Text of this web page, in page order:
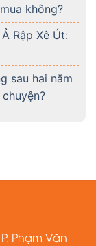
không?
Rập Xê Út:
sau hai năm
P. Phạm Văn